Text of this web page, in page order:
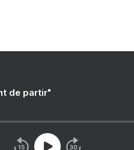
de partir"